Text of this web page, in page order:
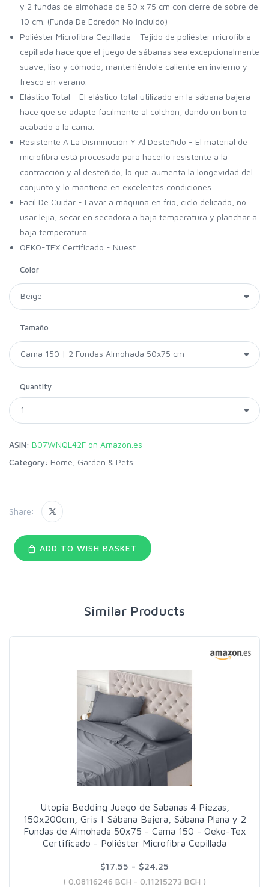
y 2 fundas de almohada de 50 x 75 cm con cierre de sobre de
10 cm. (Funda De Edredón No Incluido)
Poliéster Microfibra Cepillada - Tejido de poliéster microfibra
cepillada hace que el juego de sábanas sea excepcionalmente
suave, liso y cómodo, manteniéndole caliente en invierno y
fresco en verano.
Elástico Total - El elástico total utilizado en la sábana bajera
hace que se adapte fácilmente al colchón, dando un bonito
acabado a la cama.
Resistente A La Disminución Y Al Desteñido - El material de
microfibra está procesado para hacerlo resistente a la
contracción y al desteñido, lo que aumenta la longevidad del
conjunto y lo mantiene en excelentes condiciones.
Fácil De Cuidar - Lavar a máquina en frío, ciclo delicado, no
usar lejía, secar en secadora a baja temperatura y planchar a
baja temperatura.
OEKO-TEX Certificado - Nuest...
Color
Tamaño
Quantity
ASIN: B07WNQL42F on Amazon.es
Category: Home, Garden & Pets
Share:
ADD TO WISH BASKET
Similar Products
Utopia Bedding Juego de Sabanas 4 Piezas,
150x200cm, Gris | Sábana Bajera, Sábana Plana y 2
Fundas de Almohada 50x75 - Cama 150 - Oeko-Tex
Certificado - Poliéster Microfibra Cepillada
$17.55 - $24.25
( 0.08116246 BCH - 0.11215273 BCH )